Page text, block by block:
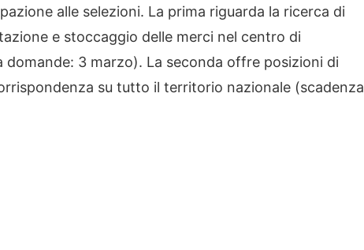
alle selezioni. La prima riguarda la ricerca di
e stoccaggio delle merci nel centro di
domande: 3 marzo). La seconda offre posizioni di
su tutto il territorio nazionale (scadenza